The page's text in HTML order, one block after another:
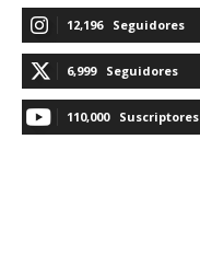
12,196 Seguidores
6,999 Seguidores
110,000 Suscriptores